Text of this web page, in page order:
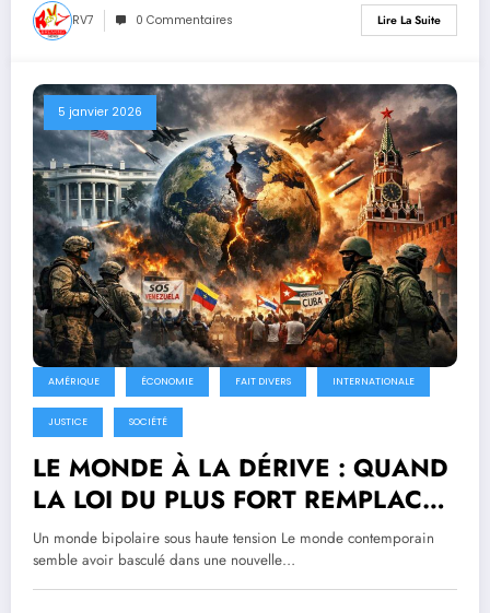
RV7 0 Commentaires Lire La Suite
5 janvier 2026
AMÉRIQUE ÉCONOMIE FAIT DIVERS INTERNATIONALE
JUSTICE SOCIÉTÉ
LE MONDE À LA DÉRIVE : QUAND
LA LOI DU PLUS FORT REMPLACE
LA MORALE ET LE DROIT
Un monde bipolaire sous haute tension Le monde contemporain
semble avoir basculé dans une nouvelle…